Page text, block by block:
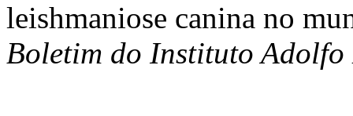
leishmaniose canina no
Boletim do Instituto